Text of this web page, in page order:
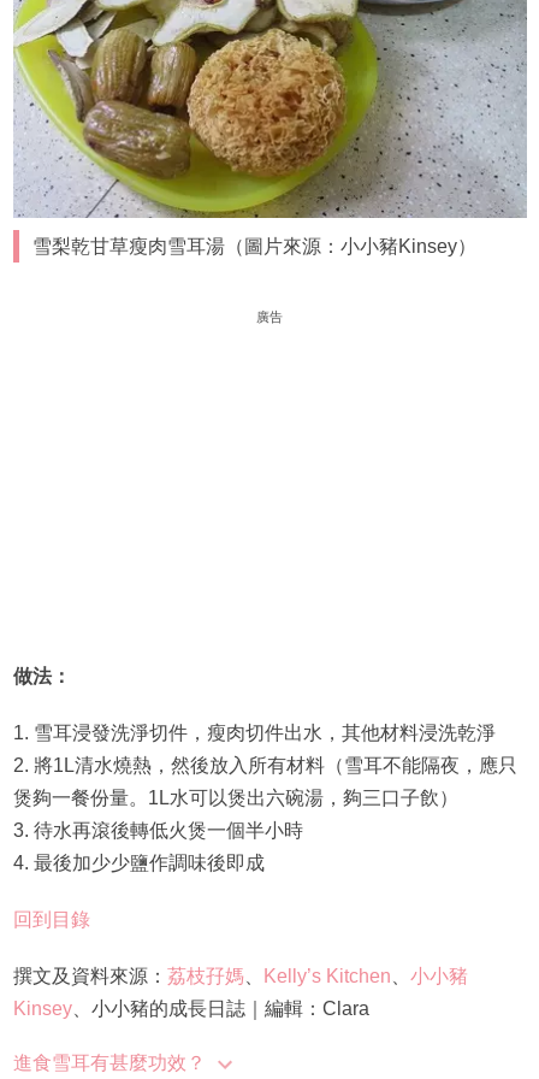
雪梨乾甘草瘦肉雪耳湯（圖片來源：小小豬Kinsey）
廣告
做法：
1. 雪耳浸發洗淨切件，瘦肉切件出水，其他材料浸洗乾淨
2. 將1L清水燒熱，然後放入所有材料（雪耳不能隔夜，應只
煲夠一餐份量。1L水可以煲出六碗湯，夠三口子飲）
3. 待水再滾後轉低火煲一個半小時
4. 最後加少少鹽作調味後即成
回到目錄
撰文及資料來源： 荔枝孖媽、 Kelly’s Kitchen
小小豬
Kinsey、小小豬的成長日誌｜編輯：Clara
進食雪耳有甚麼功效？